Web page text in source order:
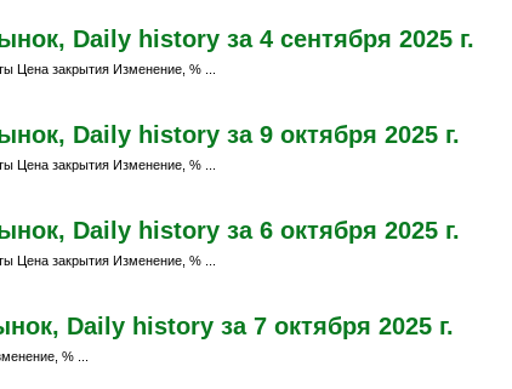
Daily history за 4 сентября 2025 г.
Цена закрытия Изменение, % ...
Daily history за 9 октября 2025 г.
Цена закрытия Изменение, % ...
Daily history за 6 октября 2025 г.
Цена закрытия Изменение, % ...
Daily history за 7 октября 2025 г.
% ...